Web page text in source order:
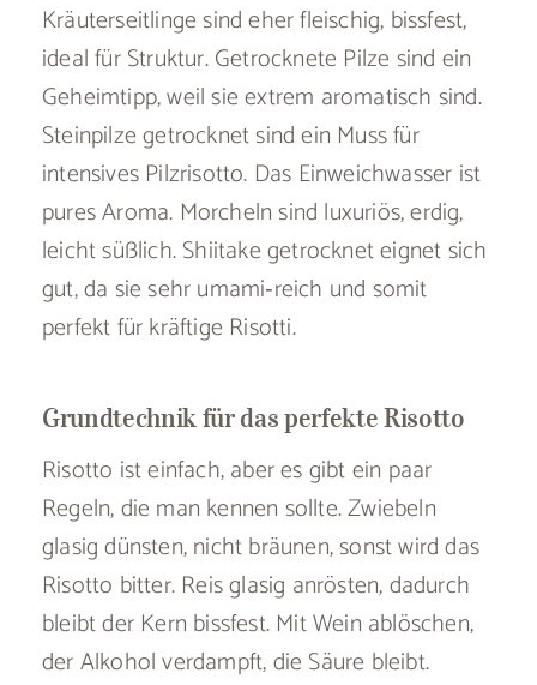
Kräuterseitlinge sind eher fleischig, bissfest,
ideal für Struktur. Getrocknete Pilze sind ein
Geheimtipp, weil sie extrem aromatisch sind.
Steinpilze getrocknet sind ein Muss für
intensives Pilzrisotto. Das Einweichwasser ist
pures Aroma. Morcheln sind luxuriös, erdig,
leicht süßlich. Shiitake getrocknet eignet sich
gut, da sie sehr umami‑reich und somit
perfekt für kräftige Risotti.
Grundtechnik für das perfekte Risotto
Risotto ist einfach, aber es gibt ein paar
Regeln, die man kennen sollte. Zwiebeln
glasig dünsten, nicht bräunen, sonst wird das
Risotto bitter. Reis glasig anrösten, dadurch
bleibt der Kern bissfest. Mit Wein ablöschen,
der Alkohol verdampft, die Säure bleibt.